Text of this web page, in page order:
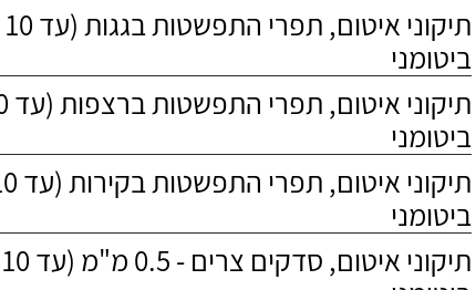
ביטומני
ביטומני
ביטומני